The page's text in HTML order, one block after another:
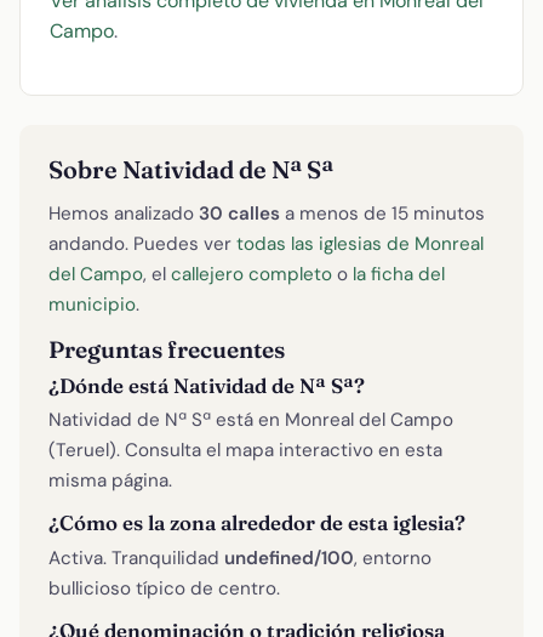
Campo.
Sobre Natividad de Nª Sª
Hemos analizado 30 calles a menos de 15 minutos
andando. Puedes ver todas las iglesias de Monreal
del Campo, el callejero completo o la ficha del
municipio.
Preguntas frecuentes
¿Dónde está Natividad de Nª Sª?
Natividad de Nª Sª está en Monreal del Campo
(Teruel). Consulta el mapa interactivo en esta
misma página.
¿Cómo es la zona alrededor de esta iglesia?
Activa. Tranquilidad undefined/100, entorno
bullicioso típico de centro.
¿Qué denominación o tradición religiosa